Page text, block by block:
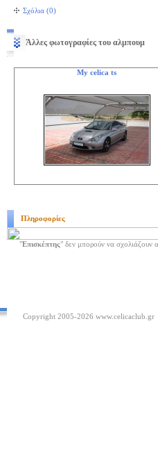
Σχόλια (0)
Άλλες φωτογραφίες του αλμπουμ
My celica ts
Πληροφορίες
"Επισκέπτης" δεν μπορούν να σχολιάζουν
Copyright 2005-2026 www.celicaclub.gr